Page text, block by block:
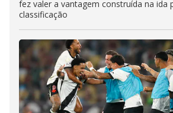
fez valer a vantagem construída na ida
classificação